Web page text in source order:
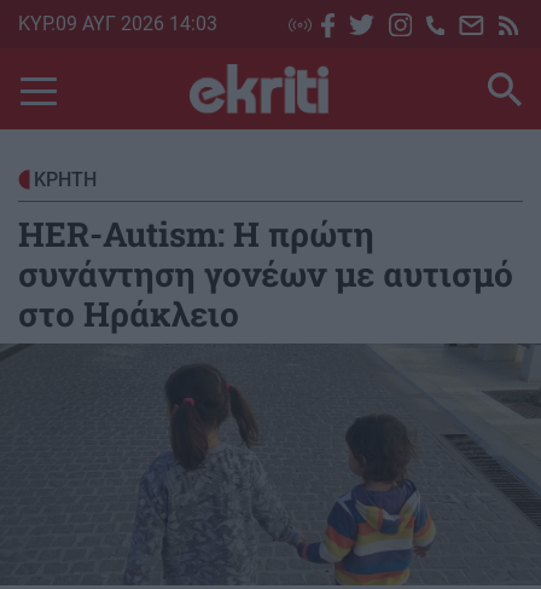
Skip
main
content
ΚΥΡ.09 ΑΥΓ 2026 14:03
ΚΡΗΤΗ
HER-Autism: Η πρώτη
συνάντηση γονέων με αυτισμό
στο Ηράκλειο